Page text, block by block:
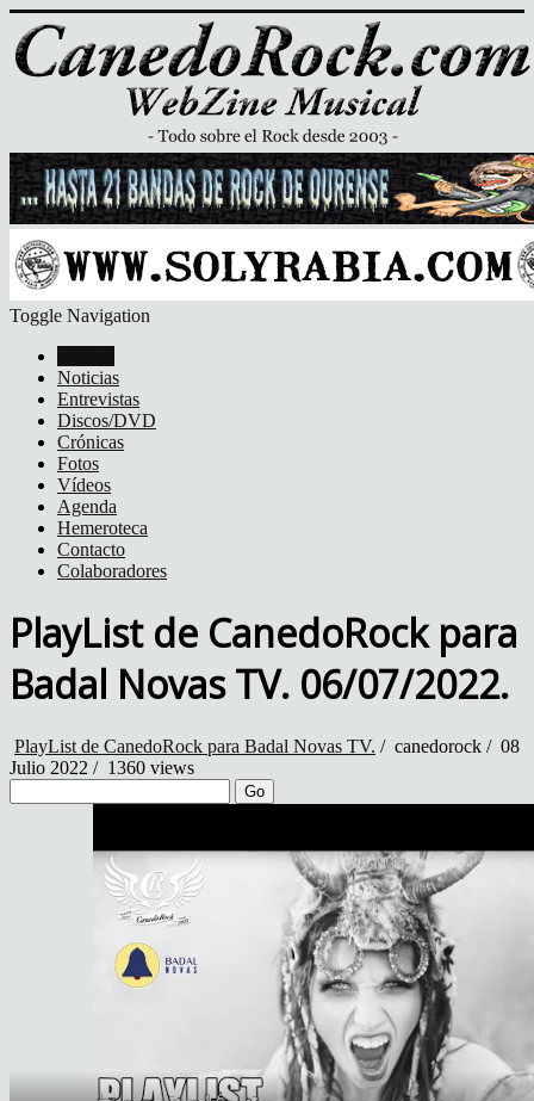
Toggle Navigation
Noticias
Entrevistas
Discos/DVD
Crónicas
Fotos
Vídeos
Agenda
Hemeroteca
Contacto
Colaboradores
PlayList de CanedoRock para
Badal Novas TV. 06/07/2022.
PlayList de CanedoRock para Badal Novas TV. / canedorock / 08
Julio 2022 / 1360 views
Go